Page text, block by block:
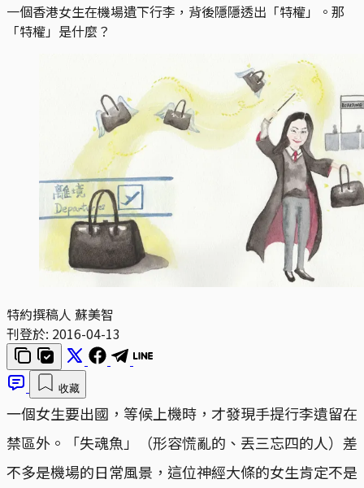
一個香港女生在機場遺下行李，背後隱隱透出「特權」。那
「特權」是什麼？
特約撰稿人 蘇美智
刊登於: 2016-04-13
收藏
一個女生要出國，等候上機時，才發現手提行李遺留在
禁區外。「失魂魚」（形容慌亂的、丟三忘四的人）差
不多是機場的日常風景，這位神經大條的女生肯定不是